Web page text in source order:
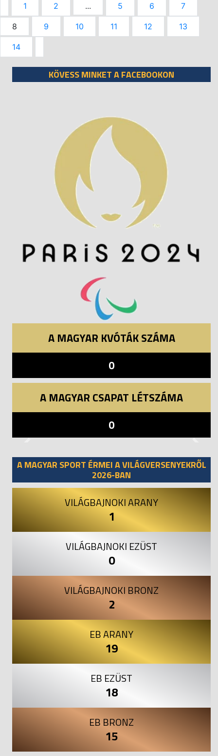
1 2 ... 5 6 7
8 9 10 11 12 13
14
KÖVESS MINKET A FACEBOOKON
A MAGYAR KVÓTÁK SZÁMA
0
A MAGYAR CSAPAT LÉTSZÁMA
0
A MAGYAR SPORT ÉRMEI A VILÁGVERSENYEKRŐL
2026-BAN
VILÁGBAJNOKI ARANY
1
VILÁGBAJNOKI EZÜST
0
VILÁGBAJNOKI BRONZ
2
EB ARANY
19
EB EZÜST
18
EB BRONZ
15